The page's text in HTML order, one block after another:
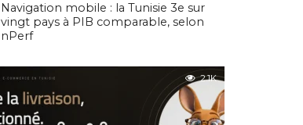
Navigation mobile : la Tunisie 3e sur
vingt pays à PIB comparable, selon
nPerf
2.1K